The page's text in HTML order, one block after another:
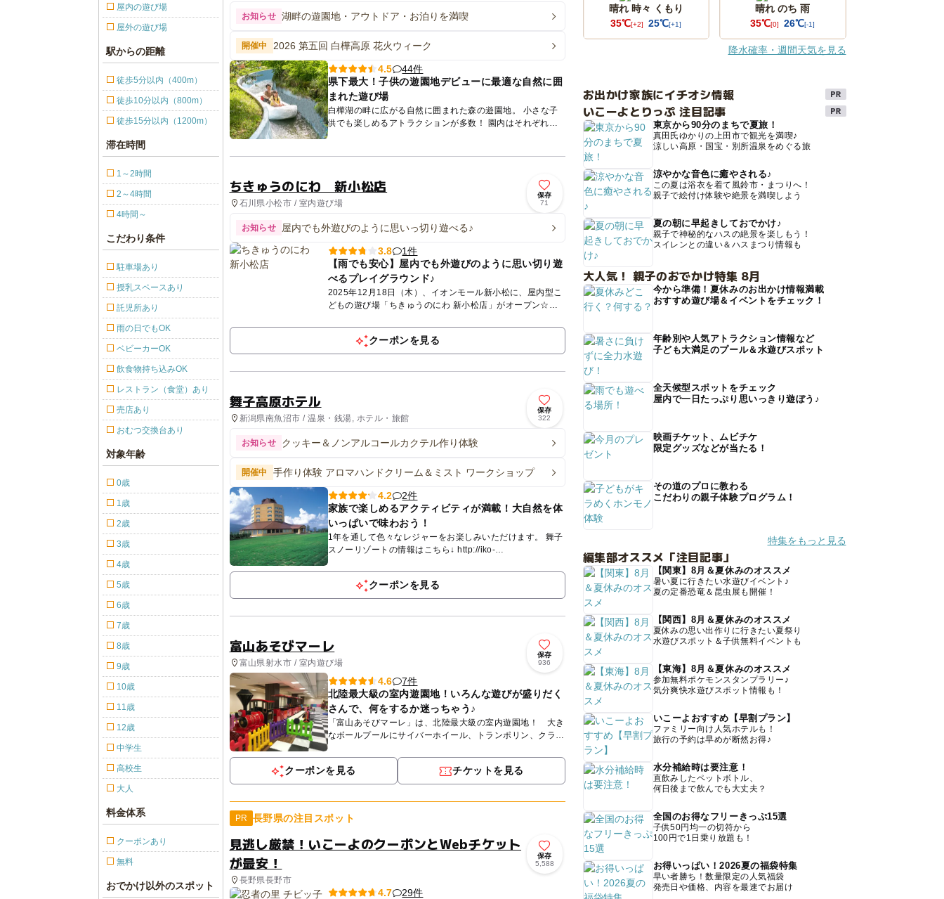
お知らせ 湖畔の遊園地・アウトドア・お泊りを満喫
開催中 2026 第五回 白樺高原 花火ウィーク
4.5
44件
県下最大！子供の遊園地デビューに最適な自然に囲
まれた遊び場
白樺湖の畔に広がる自然に囲まれた森の遊園地。 小さな子
供でも楽しめるアトラクションが多数！ 園内はそれぞれテ
ーマを持った以下のエリアに分かれており、白樺湖畔の自然
ちきゅうのにわ 新小松店
石川県小松市 / 室内遊び場
保存
71
お知らせ 屋内でも外遊びのように思いっ切り遊べる♪
3.8
1件
【雨でも安心】屋内でも外遊びのように思い切り遊
べるプレイグラウンド♪
2025年12月18日（木）、イオンモール新小松に、屋内型こ
どもの遊び場「ちきゅうのにわ 新小松店」がオープン☆
ミ...
クーポンを見る
舞子高原ホテル
新潟県南魚沼市 / 温泉・銭湯, ホテル・旅館
保存
322
お知らせ クッキー＆ノンアルコールカクテル作り体験
開催中 手作り体験 アロマハンドクリーム＆ミスト ワークショップ
4.2
2件
家族で楽しめるアクティビティが満載！大自然を体
いっぱいで味わおう！
1年を通して色々なレジャーをお楽しみいただけます。 舞子
スノーリゾートの情報はこちら↓ http://iko-
クーポンを見る
富山あそびマーレ
富山県射水市 / 室内遊び場
保存
936
4.6
7件
北陸最大級の室内遊園地！いろんな遊びが盛りだく
さんで、何をするか迷っちゃう♪
「富山あそびマーレ」は、北陸最大級の室内遊園地！ 大き
なボールプールにサイバーホイール、トランポリン、クライ
ミングウォールやすべり台のふわふわ遊具もあります。 バ
ッテリ...
クーポンを見る チケットを見る
PR 長野県の注目スポット
見逃し厳禁！いこーよのクーポンとWebチケット
が最安！
長野県長野市
保存
5,588
4.7
29件
屋内の遊び場
屋外の遊び場
駅からの距離
徒歩5分以内（400m）
徒歩10分以内（800m）
徒歩15分以内（1200m）
滞在時間
1～2時間
2～4時間
4時間～
こだわり条件
駐車場あり
授乳スペースあり
託児所あり
雨の日でもOK
ベビーカーOK
飲食物持ち込みOK
レストラン（食堂）あり
売店あり
おむつ交換台あり
対象年齢
0歳
1歳
2歳
3歳
4歳
5歳
6歳
7歳
8歳
9歳
10歳
11歳
12歳
中学生
高校生
大人
料金体系
クーポンあり
無料
おでかけ以外のスポット
晴れ 時々 くもり
35℃[+2] 25℃[+1]
晴れ のち 雨
35℃[0] 26℃[-1]
降水確率・週間天気を見る
お出かけ家族にイチオシ情報
いこーよとりっぷ 注目記事
東京から90分のまちで夏旅！
真田氏ゆかりの上田市で観光を満喫♪
涼しい高原・国宝・別所温泉をめぐる旅
涼やかな音色に癒やされる♪
この夏は浴衣を着て風鈴市・まつりへ！
親子で絵付け体験や絶景を満喫しよう
夏の朝に早起きしておでかけ♪
親子で神秘的なハスの絶景を楽しもう！
スイレンとの違い＆ハスまつり情報も
大人気！ 親子のおでかけ特集 8月
今から準備！夏休みのお出かけ情報満載
おすすめ遊び場＆イベントをチェック！
年齢別や人気アトラクション情報など
子ども大満足のプール＆水遊びスポット
全天候型スポットをチェック
屋内で一日たっぷり思いっきり遊ぼう♪
映画チケット、ムビチケ
限定グッズなどが当たる！
その道のプロに教わる
こだわりの親子体験プログラム！
特集をもっと見る
編集部オススメ「注目記事」
【関東】8月＆夏休みのオススメ
暑い夏に行きたい水遊びイベント♪
夏の定番恐竜＆昆虫展も開催！
【関西】8月＆夏休みのオススメ
夏休みの思い出作りに行きたい夏祭り
水遊びスポット＆子供無料イベントも
【東海】8月＆夏休みのオススメ
参加無料ポケモンスタンプラリー♪
気分爽快水遊びスポット情報も！
いこーよおすすめ【早割プラン】
ファミリー向け人気ホテルも！
旅行の予約は早めが断然お得♪
水分補給時は要注意！
直飲みしたペットボトル、
何日後まで飲んでも大丈夫？
全国のお得なフリーきっぷ15選
子供50円均一の切符から
100円で1日乗り放題も！
お得いっぱい！2026夏の福袋特集
早い者勝ち！数量限定の人気福袋
発売日や価格、内容を最速でお届け